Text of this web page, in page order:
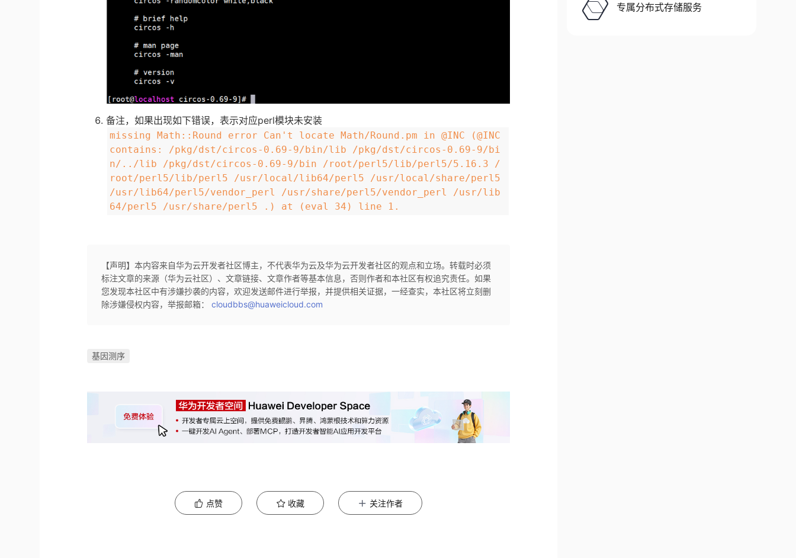
备注，如果出现如下错误，表示对应perl模块未安装
missing Math::Round error Can't locate Math/Round.pm in @INC (@INC
contains: /pkg/dst/circos-0.69-9/bin/lib /pkg/dst/circos-0.69-9/bi
n/../lib /pkg/dst/circos-0.69-9/bin /root/perl5/lib/perl5/5.16.3 /
root/perl5/lib/perl5 /usr/local/lib64/perl5 /usr/local/share/perl5
/usr/lib64/perl5/vendor_perl /usr/share/perl5/vendor_perl /usr/lib
64/perl5 /usr/share/perl5 .) at (eval 34) line 1.
【声明】本内容来自华为云开发者社区博主，不代表华为云及华为云开发者社区的观点和立场。转载时必须
标注文章的来源（华为云社区）、文章链接、文章作者等基本信息，否则作者和本社区有权追究责任。如果
您发现本社区中有涉嫌抄袭的内容，欢迎发送邮件进行举报，并提供相关证据，一经查实，本社区将立刻删
除涉嫌侵权内容，举报邮箱：cloudbbs@huaweicloud.com
基因测序
点赞 收藏 关注作者
专属分布式存储服务